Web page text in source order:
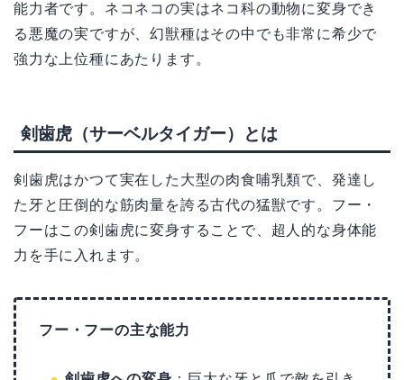
能力者です。ネコネコの実はネコ科の動物に変身でき
る悪魔の実ですが、幻獣種はその中でも非常に希少で
強力な上位種にあたります。
剣歯虎（サーベルタイガー）とは
剣歯虎はかつて実在した大型の肉食哺乳類で、発達し
た牙と圧倒的な筋肉量を誇る古代の猛獣です。フー・
フーはこの剣歯虎に変身することで、超人的な身体能
力を手に入れます。
フー・フーの主な能力